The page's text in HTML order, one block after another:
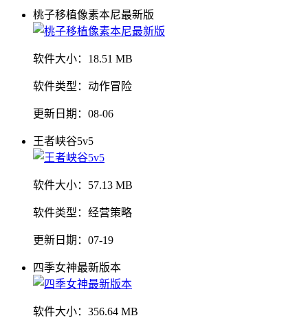
桃子移植像素本尼最新版
软件大小： 18.51 MB
软件类型： 动作冒险
更新日期： 08-06
王者峡谷5v5
软件大小： 57.13 MB
软件类型： 经营策略
更新日期： 07-19
四季女神最新版本
软件大小： 356.64 MB